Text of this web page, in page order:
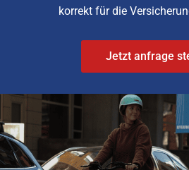
korrekt für die
Jetzt anfrage